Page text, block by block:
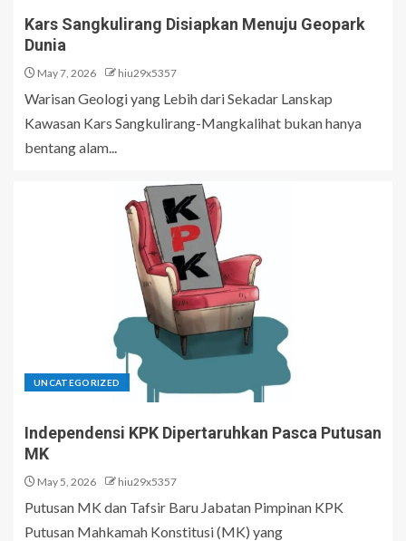
Kars Sangkulirang Disiapkan Menuju Geopark
Dunia
May 7, 2026 hiu29x5357
Warisan Geologi yang Lebih dari Sekadar Lanskap
Kawasan Kars Sangkulirang-Mangkalihat bukan hanya
bentang alam...
UNCATEGORIZED
Independensi KPK Dipertaruhkan Pasca Putusan
MK
May 5, 2026 hiu29x5357
Putusan MK dan Tafsir Baru Jabatan Pimpinan KPK
Putusan Mahkamah Konstitusi (MK) yang